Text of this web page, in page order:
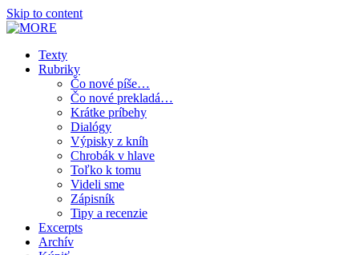
Skip to content
Texty
Rubriky
Čo nové píše…
Čo nové prekladá…
Krátke príbehy
Dialógy
Výpisky z kníh
Chrobák v hlave
Toľko k tomu
Videli sme
Zápisník
Tipy a recenzie
Excerpts
Archív